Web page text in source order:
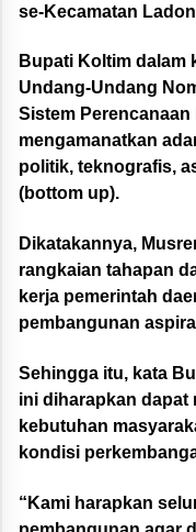
se-Kecamatan
Bupati Koltim dalam
Undang-Undang
Sistem
mengamanatkan
politik, teknografis,
(bottom up).
Dikatakannya,
rangkaian tahapan
kerja pemerintah
pembangunan
Sehingga itu, kata
ini diharapkan dapat
kebutuhan
kondisi
“Kami harapkan